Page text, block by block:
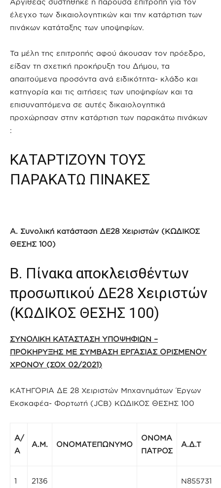
Αργιθέας συστήθηκε η παρούσα επιτροπή για τον
έλεγχο των δικαιολογητικών και την κατάρτιση των
πινάκων κατάταξης των υποψηφίων.
Τα μέλη της επιτροπής αφού άκουσαν τον πρόεδρο,
είδαν τη σχετική προκήρυξη του Δήμου, τα
απαιτούμενα προσόντα ανά ειδικότητα- κλάδο και
κατηγορία και τις αιτήσεις των υποψηφίων και τα
επισυναπτόμενα σε αυτές δικαιολογητικά
προχώρησαν στην κατάρτιση των παρακάτω πινάκων
:
ΚΑΤΑΡΤΙΖΟΥΝ ΤΟΥΣ
ΠΑΡΑΚΑΤΩ ΠΙΝΑΚΕΣ
Α. Συνολική κατάσταση ΔΕ28 Χειριστών (ΚΩΔΙΚΟΣ
ΘΕΣΗΣ 100)
Β. Πίνακα αποκλεισθέντων
προσωπικού ΔΕ28 Χειριστών
(ΚΩΔΙΚΟΣ ΘΕΣΗΣ 100)
ΣΥΝΟΛΙΚΗ ΚΑΤΑΣΤΑΣΗ ΥΠΟΨΗΦΙΩΝ –
ΠΡΟΚΗΡΥΞΗΣ ΜΕ ΣΥΜΒΑΣΗ ΕΡΓΑΣΙΑΣ ΟΡΙΣΜΕΝΟΥ
ΧΡΟΝΟΥ (ΣΟΧ 02/2021)
ΚΑΤΗΓΟΡΙΑ ΔΕ 28 Χειριστών Μηχανημάτων Έργων
Εκσκαφέα- Φορτωτή (JCB) ΚΩΔΙΚΟΣ ΘΕΣΗΣ 100
Α/
Α
Α.Μ. ΟΝΟΜΑΤΕΠΩΝΥΜΟ
ΟΝΟΜΑ
ΠΑΤΡΟΣ
Α.Δ.Τ
1 2136 Ν855731